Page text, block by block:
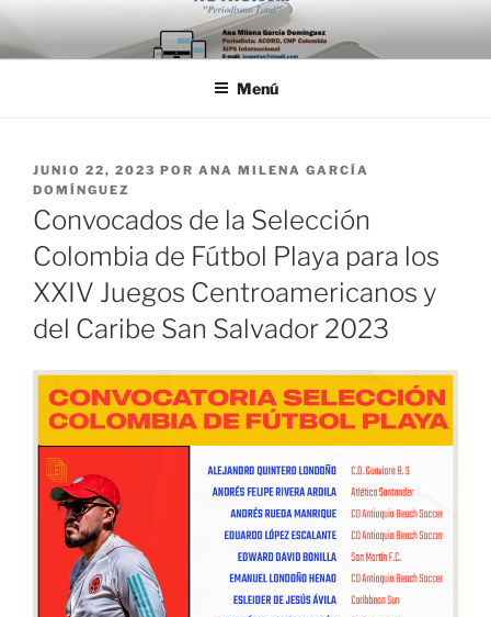
Saltar
al
contenido
Menú
PUBLICADO
EL
JUNIO 22, 2023 POR ANA MILENA GARCÍA
DOMÍNGUEZ
Convocados de la Selección
Colombia de Fútbol Playa para los
XXIV Juegos Centroamericanos y
del Caribe San Salvador 2023